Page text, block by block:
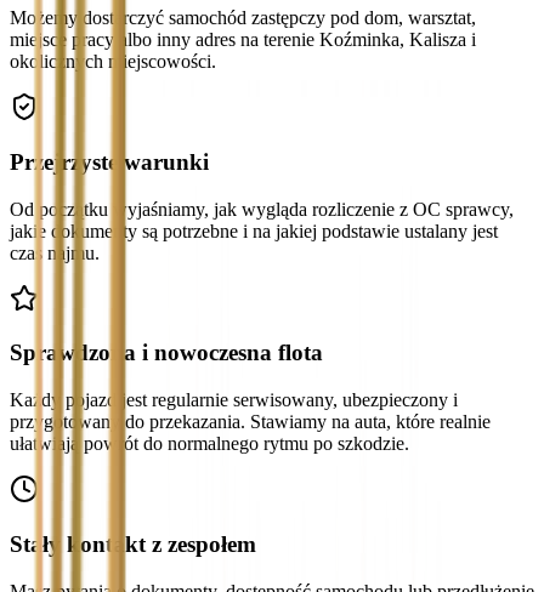
Możemy dostarczyć samochód zastępczy pod dom, warsztat,
miejsce pracy albo inny adres na terenie Koźminka, Kalisza i
okolicznych miejscowości.
Przejrzyste warunki
Od początku wyjaśniamy, jak wygląda rozliczenie z OC sprawcy,
jakie dokumenty są potrzebne i na jakiej podstawie ustalany jest
czas najmu.
Sprawdzona i nowoczesna flota
Każdy pojazd jest regularnie serwisowany, ubezpieczony i
przygotowany do przekazania. Stawiamy na auta, które realnie
ułatwiają powrót do normalnego rytmu po szkodzie.
Stały kontakt z zespołem